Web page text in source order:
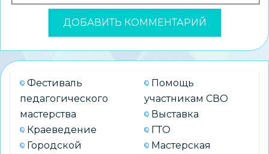
Фестиваль
педагогического
мастерства
Краеведение
Городской
Помощь
участникам СВО
Выставка
ГТО
Мастерская